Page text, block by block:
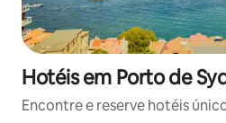
Hotéis em Porto de
Encontre e reserve hotéis